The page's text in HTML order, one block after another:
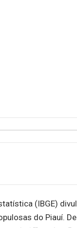
(IBGE)
do Piauí.